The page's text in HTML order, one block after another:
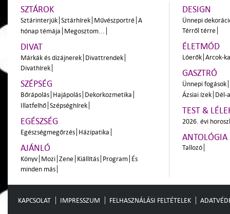
SZTÁROK
Sztárinterjúk Sztárhírek Művészportré A
hónap témája Megosztom...
DIVAT
Márkák és dizájnerek Divattrendek
Divathírek
SZÉPSÉG
Bőrápolás Hajápolás Dekorkozmetika
Illatfelhő Szépséghírek
EGÉSZSÉG
Egészségmegőrzés Házipatika
AJÁNLÓ
Könyv Mozi Zene Kiállítás Program És
minden más
DESIGN
Ünnepi
Térről térre
ÉLETMÓD
Lóerők Arcok-
GASZTRÓ
Ünnepi fogások
Ázsiai ízek Dél-
TEST &
2026. évi
ANTOLÓGIA
Tallozó
KAPCSOLAT IMPRESSZUM FELHASZNÁLÁSI FELTÉTELEK